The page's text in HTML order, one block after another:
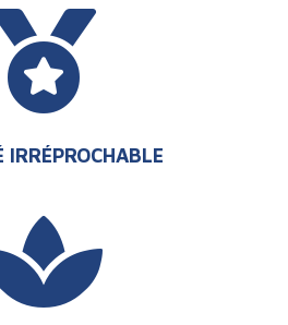

IRRÉPROCHABLE